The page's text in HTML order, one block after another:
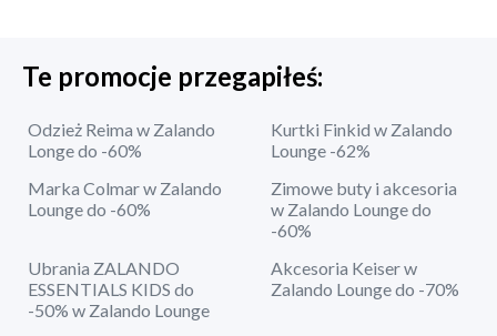
Te promocje przegapiłeś:
Odzież Reima w Zalando
Longe do -60%
Kurtki Finkid w Zalando
Lounge -62%
Marka Colmar w Zalando
Lounge do -60%
Zimowe buty i akcesoria
w Zalando Lounge do
-60%
Ubrania ZALANDO
ESSENTIALS KIDS do
-50% w Zalando Lounge
Akcesoria Keiser w
Zalando Lounge do -70%